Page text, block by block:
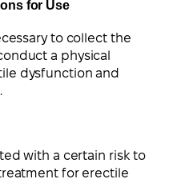
for Use
to collect the
a physical
dysfunction and
with a certain risk to
for erectile